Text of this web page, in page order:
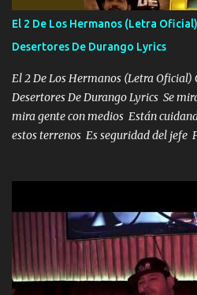
tirante andamos mi carnal atento a
se ve limpio el camino nos
misma piedra me vuelvo a tropezar
en corto me tiró a per...
El 2 De Los Hermanos (Letra
Desertores De Durango Lyrics
El 2 De Los Hermanos (Letra Oficial)
Desertores De Durango Lyrics Se
mira gente con medios Están
estos terrenos Es seguridad del jefe
ni tampoco las mujeres porque es
que estar alegres doy las
Música Si es que salta algún
ahí está el Hombre Cuarenta y
cualquier problema no más es